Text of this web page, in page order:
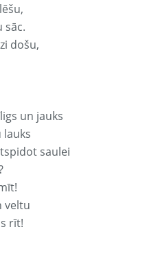
sāc.
došu,
un jauks
lauks
saulei
veltu
rīt!